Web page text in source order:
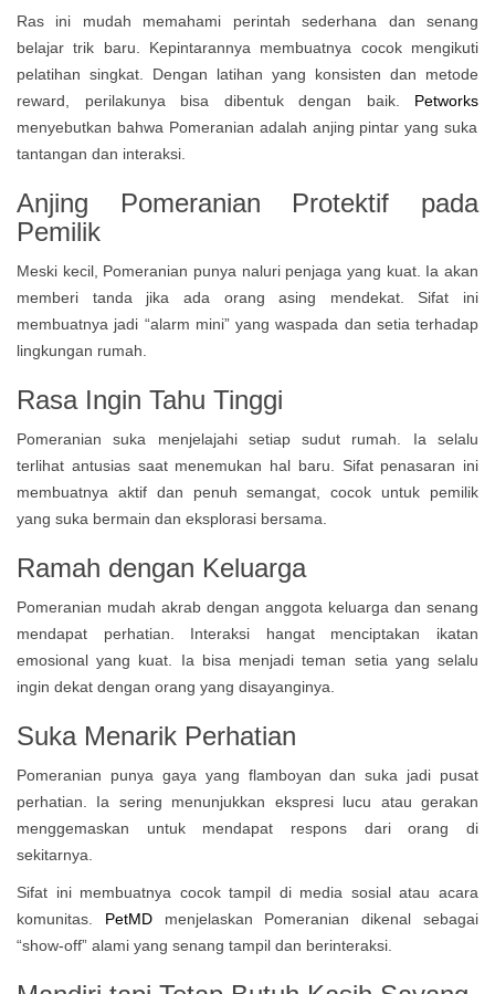
Ras ini mudah memahami perintah sederhana dan senang
belajar trik baru. Kepintarannya membuatnya cocok mengikuti
pelatihan singkat. Dengan latihan yang konsisten dan metode
reward, perilakunya bisa dibentuk dengan baik. Petworks
menyebutkan bahwa Pomeranian adalah anjing pintar yang suka
tantangan dan interaksi.
Anjing Pomeranian Protektif pada
Pemilik
Meski kecil, Pomeranian punya naluri penjaga yang kuat. Ia akan
memberi tanda jika ada orang asing mendekat. Sifat ini
membuatnya jadi “alarm mini” yang waspada dan setia terhadap
lingkungan rumah.
Rasa Ingin Tahu Tinggi
Pomeranian suka menjelajahi setiap sudut rumah. Ia selalu
terlihat antusias saat menemukan hal baru. Sifat penasaran ini
membuatnya aktif dan penuh semangat, cocok untuk pemilik
yang suka bermain dan eksplorasi bersama.
Ramah dengan Keluarga
Pomeranian mudah akrab dengan anggota keluarga dan senang
mendapat perhatian. Interaksi hangat menciptakan ikatan
emosional yang kuat. Ia bisa menjadi teman setia yang selalu
ingin dekat dengan orang yang disayanginya.
Suka Menarik Perhatian
Pomeranian punya gaya yang flamboyan dan suka jadi pusat
perhatian. Ia sering menunjukkan ekspresi lucu atau gerakan
menggemaskan untuk mendapat respons dari orang di
sekitarnya.
Sifat ini membuatnya cocok tampil di media sosial atau acara
komunitas. PetMDmenjelaskan Pomeranian dikenal sebagai
“show-off” alami yang senang tampil dan berinteraksi.